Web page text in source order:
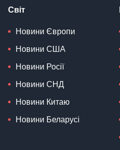
Світ
Новини Європи
Новини США
Новини Росії
Новини СНД
Новини Китаю
Новини Беларусі